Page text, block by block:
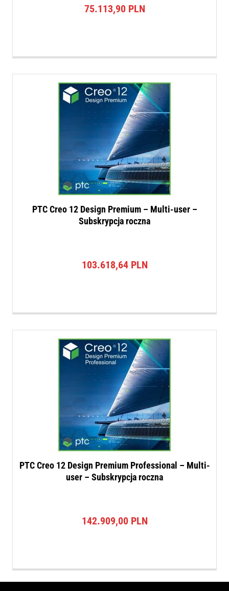
75.113,90 PLN
PTC Creo 12 Design Premium – Multi-user –
Subskrypcja roczna
103.618,64 PLN
PTC Creo 12 Design Premium Professional – Multi-
user – Subskrypcja roczna
142.909,00 PLN